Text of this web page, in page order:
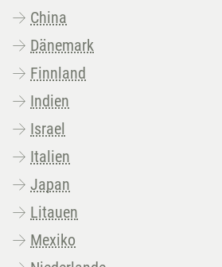
China
Dänemark
Finnland
Indien
Israel
Italien
Japan
Litauen
Mexiko